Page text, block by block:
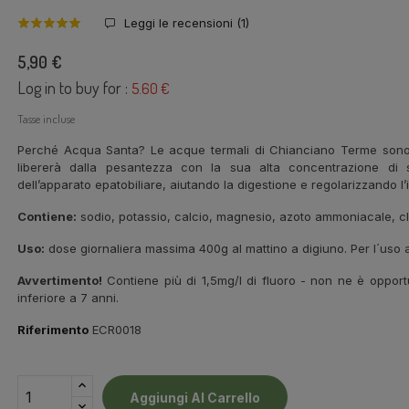
Leggi le recensioni (1)
5,90 €
Log in to buy for : 5.60 €
Tasse incluse
Perché Acqua Santa? Le acque termali di Chianciano Terme
libererà dalla pesantezza con la sua alta concentrazione di
dell’apparato epatobiliare, aiutando la digestione e regolarizzando
Contiene: sodio, potassio, calcio, magnesio, azoto ammoniacale,
Uso: dose giornaliera massima 400g al mattino a digiuno. Per
Avvertimento! Contiene più di 1,5mg/l di fluoro - non ne è
inferiore a 7 anni.
Riferimento ECR0018
Aggiungi Al Carrello